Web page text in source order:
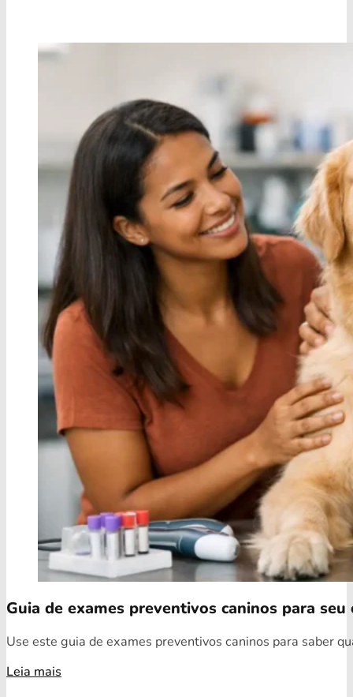
Guia de exames preventivos caninos para seu
Use este guia de exames preventivos caninos para saber
Leia mais